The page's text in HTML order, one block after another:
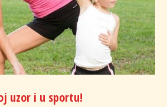
uzor i u sportu!